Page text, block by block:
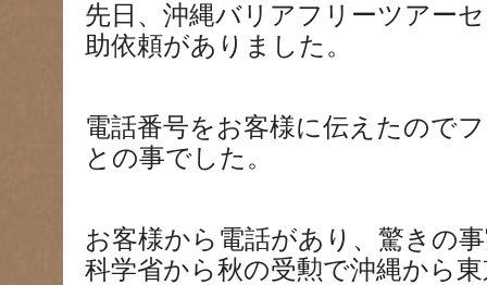
先日、沖縄バリアフリーツアー
助依頼がありました。
電話番号をお客様に伝えたので
との事でした。
お客様から電話があり、驚きの
科学省から秋の受勲で沖縄から